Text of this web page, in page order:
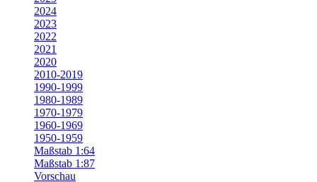
2024
2023
2022
2021
2020
2010-2019
1990-1999
1980-1989
1970-1979
1960-1969
1950-1959
Maßstab 1:64
Maßstab 1:87
Vorschau